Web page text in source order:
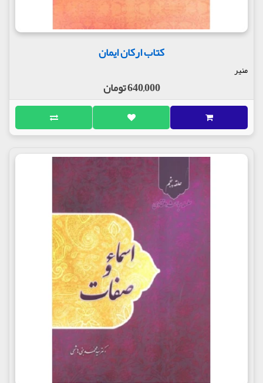
کتاب ارکان ایمان
منیر
640,000 تومان